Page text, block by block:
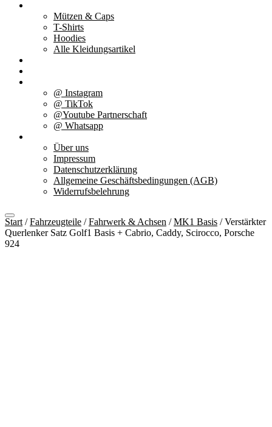
Mützen & Caps
T-Shirts
Hoodies
Alle Kleidungsartikel
@ Instagram
@ TikTok
@Youtube Partnerschaft
@ Whatsapp
Über uns
Impressum
Datenschutzerklärung
Allgemeine Geschäftsbedingungen (AGB)
Widerrufsbelehrung
Start /Fahrzeugteile /Fahrwerk & Achsen /MK1 Basis / Verstärkter
Querlenker Satz Golf1 Basis + Cabrio, Caddy, Scirocco, Porsche
924